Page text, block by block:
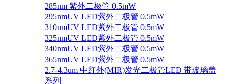
285nm 紫外二极管 0.5mW
295nmUV LED紫外二极管 0.5mW
310nmUV LED紫外二极管 0.5mW
325nmUV LED紫外二极管 0.5mW
340nmUV LED紫外二极管 0.5mW
365nmUV LED紫外二极管 0.5mW
2.7-4.3um 中红外(MIR)发光二极管LED 带玻璃盖
系列